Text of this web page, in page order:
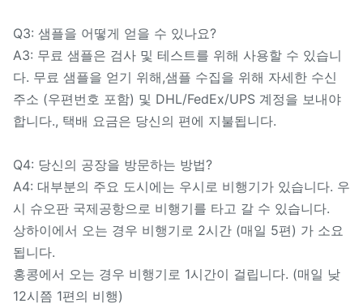
Q3: 샘플을 어떻게 얻을 수 있나요?
A3: 무료 샘플은 검사 및 테스트를 위해 사용할 수 있습니
다. 무료 샘플을 얻기 위해,샘플 수집을 위해 자세한 수신
주소 (우편번호 포함) 및 DHL/FedEx/UPS 계정을 보내야
합니다., 택배 요금은 당신의 편에 지불됩니다.
Q4: 당신의 공장을 방문하는 방법?
A4: 대부분의 주요 도시에는 우시로 비행기가 있습니다. 우
시 슈오판 국제공항으로 비행기를 타고 갈 수 있습니다.
상하이에서 오는 경우 비행기로 2시간 (매일 5편) 가 소요
됩니다.
홍콩에서 오는 경우 비행기로 1시간이 걸립니다. (매일 낮
12시쯤 1편의 비행)